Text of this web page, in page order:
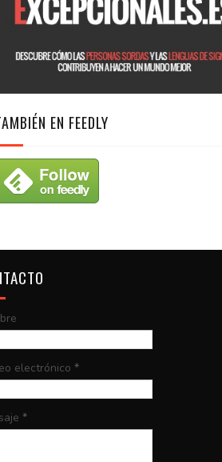
EN FEEDLY
electrónico *
*